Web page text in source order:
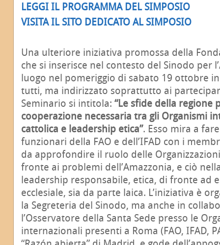
LEGGI IL PROGRAMMA DEL SIMPOSIO
VISITA IL SITO DEDICATO AL SIMPOSIO
Una ulteriore iniziativa promossa della
che si inserisce nel contesto del Sinodo per
luogo nel pomeriggio di sabato 19 ottobre
tutti, ma indirizzato soprattutto ai
Seminario si intitola: “Le sfide della regione
cooperazione necessaria tra gli Organismi
cattolica e leadership etica”. Esso mira a
funzionari della FAO e dell’IFAD con i
da approfondire il ruolo delle
fronte ai problemi dell’Amazzonia, e ciò
leadership responsabile, etica, di fronte ad
ecclesiale, sia da parte laica. L’iniziativa è
la Segreteria del Sinodo, ma anche in
l’Osservatore della Santa Sede presso le
internazionali presenti a Roma (FAO, IFAD,